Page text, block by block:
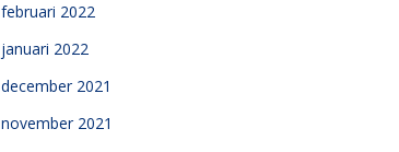
februari 2022
januari 2022
december 2021
november 2021